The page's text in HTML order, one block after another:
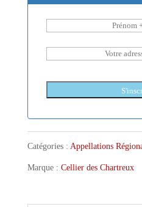
Catégories : Appellations
Marque : Cellier des Chartreux